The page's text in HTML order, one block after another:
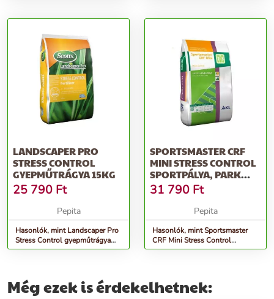
LANDSCAPER PRO
STRESS CONTROL
GYEPMŰTRÁGYA 15KG
25 790 Ft
Pepita
Hasonlók, mint Landscaper Pro
Stress Control gyepműtrágya
15kg
SPORTSMASTER CRF
MINI STRESS CONTROL
SPORTPÁLYA, PARK
MŰTRÁGYA
31 790 Ft
Pepita
Hasonlók, mint Sportsmaster
CRF Mini Stress Control
Sportpálya, park műtrágya
Még ezek is érdekelhetnek: